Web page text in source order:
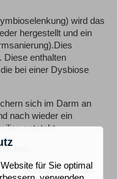
wird das
hergestellt und ein
Diese enthalten
bei einer Dysbiose
sich im Darm an
nach wieder ein
entsteht.
bei:
der Darmschleimhaut
für Sie optimal